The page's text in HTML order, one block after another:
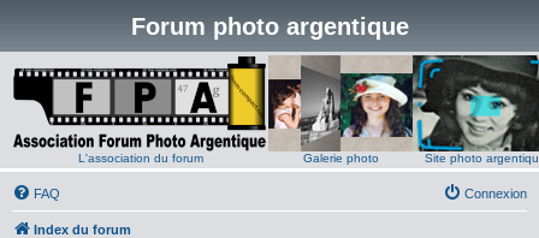
Forum photo argentique
L'association du forum Galerie photo Site photo
FAQ Connexion
Index du forum